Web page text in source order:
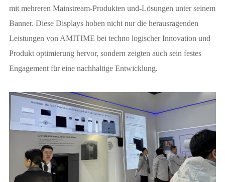
mit mehreren Mainstream-Produkten und-Lösungen unter seinem
Banner. Diese Displays hoben nicht nur die herausragenden
Leistungen von AMITIME bei techno logischer Innovation und
Produkt optimierung hervor, sondern zeigten auch sein festes
Engagement für eine nachhaltige Entwicklung.